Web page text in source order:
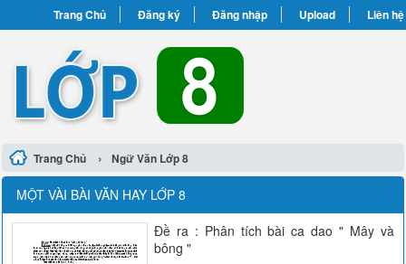
Trang Chủ Đăng ký Đăng nhập Upload Liên hệ
Trang Chủ › Ngữ Văn Lớp 8
MỘT VÀI BÀI VĂN HAY LỚP 8
Đề ra : Phân tích bài ca dao " Mây và
bông "